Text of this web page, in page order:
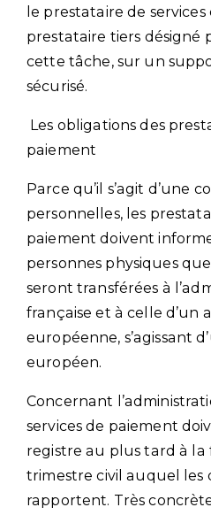
le prestataire de
prestataire tiers désigné
cette tâche, sur un
sécurisé.
Les obligations des
paiement
Parce qu’il s’agit d’une
personnelles, les
paiement doivent
personnes physiques
seront transférées à
française et à celle d’un
européenne, s’agissant
européen.
Concernant
services de paiement
registre au plus tard à la
trimestre civil auquel les
rapportent. Très